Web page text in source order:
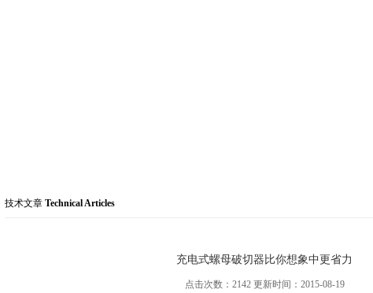
技术文章 Technical Articles
充电式螺母破切器比你想象中更省力
点击次数：2142 更新时间：2015-08-19